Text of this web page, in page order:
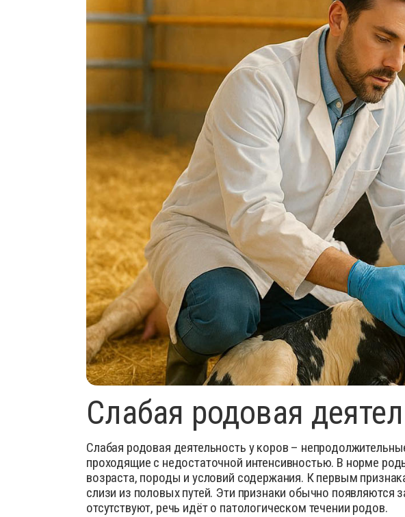
Препараты для птиц
Детоксиканты
Иммуностимуляторы
Инструменты для обрезки
Кокцидиостатики
Лечебные инъекционные
Препараты для
Препараты для лечения
Пробирки
Противопаразитарные,
Родентициды
Средства для копыт
Сыворотки для животных
Успокоительные и
Слабая родовая
Слабая родовая деятельность у коров –
проходящие с недостаточной интенсивностью. В норме
возраста, породы и условий содержания. К первым
слизи из половых путей. Эти признаки обычно появляются
отсутствуют, речь идёт о патологическом течении родов.